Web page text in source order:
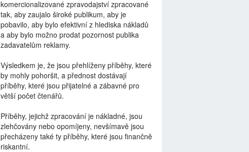
komercionalizované zpravodajství zpracované
tak, aby zaujalo široké publikum, aby je
pobavilo, aby bylo efektivní z hlediska nákladů
a aby bylo možno prodat pozornost publika
zadavatelům reklamy.
Výsledkem je, že jsou přehlíženy příběhy, které
by mohly pohoršit, a přednost dostávají
příběhy, které jsou přijatelné a zábavné pro
větší počet čtenářů.
Příběhy, jejichž zpracování je nákladné, jsou
zlehčovány nebo opomíjeny, nevšímavě jsou
přecházeny také ty příběhy, které jsou finančně
riskantní.